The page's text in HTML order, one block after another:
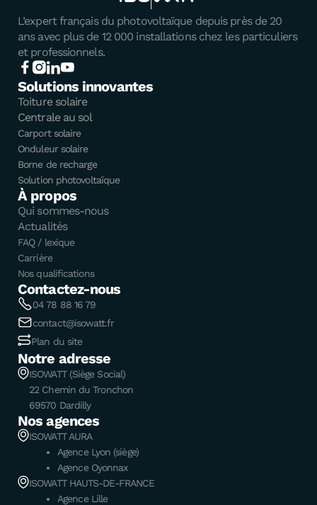
L’expert français du photovoltaïque depuis près de 20
ans avec plus de 12 000 installations chez les particuliers
et professionnels.
Solutions innovantes
Toiture solaire
Centrale au sol
Carport solaire
Onduleur solaire
Borne de recharge
Solution photovoltaïque
À propos
Qui sommes-nous
Actualités
FAQ / lexique
Carrière
Nos qualifications
Contactez-nous
04 78 88 16 79
contact@isowatt.fr
Plan du site
Notre adresse
ISOWATT (Siège Social)
22 Chemin du Tronchon
69570 Dardilly
Nos agences
ISOWATT AURA
Agence Lyon (siège)
Agence Oyonnax
ISOWATT HAUTS-DE-FRANCE
Agence Lille